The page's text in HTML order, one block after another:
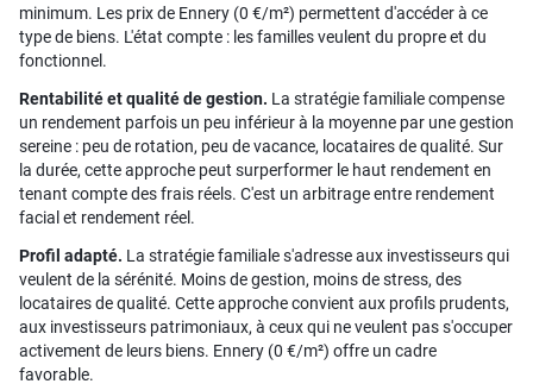
minimum. Les prix de Ennery (0 €/m²) permettent d'accéder à ce
type de biens. L'état compte : les familles veulent du propre et du
fonctionnel.
Rentabilité et qualité de gestion. La stratégie familiale compense
un rendement parfois un peu inférieur à la moyenne par une gestion
sereine : peu de rotation, peu de vacance, locataires de qualité. Sur
la durée, cette approche peut surperformer le haut rendement en
tenant compte des frais réels. C'est un arbitrage entre rendement
facial et rendement réel.
Profil adapté. La stratégie familiale s'adresse aux investisseurs qui
veulent de la sérénité. Moins de gestion, moins de stress, des
locataires de qualité. Cette approche convient aux profils prudents,
aux investisseurs patrimoniaux, à ceux qui ne veulent pas s'occuper
activement de leurs biens. Ennery (0 €/m²) offre un cadre
favorable.